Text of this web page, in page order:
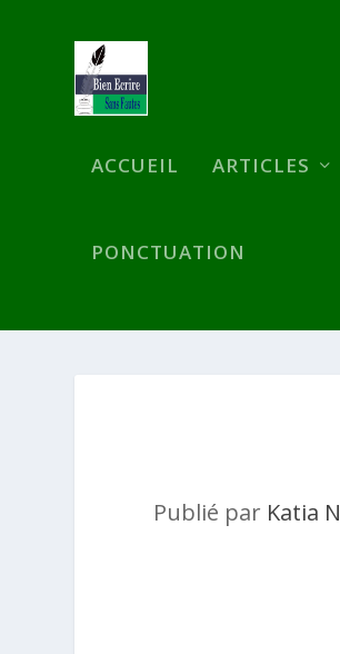
ACCUEIL ARTICLES
PONCTUATION
Publié par Katia N